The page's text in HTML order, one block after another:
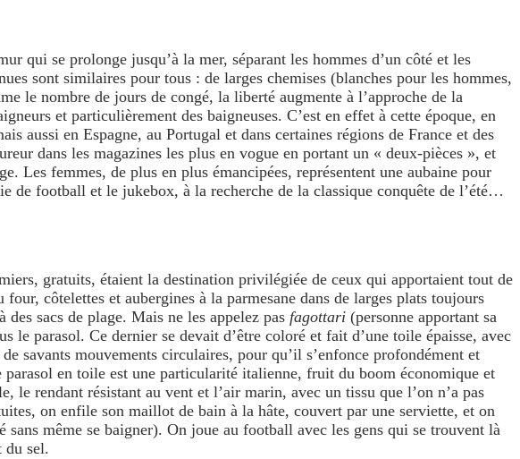
qui se prolonge jusqu’à la mer, séparant les hommes d’un côté et les
sont similaires pour tous : de larges chemises (blanches pour les hommes,
le nombre de jours de congé, la liberté augmente à l’approche de la
et particulièrement des baigneuses. C’est en effet à cette époque, en
aussi en Espagne, au Portugal et dans certaines régions de France et des
dans les magazines les plus en vogue en portant un « deux-pièces », et
Les femmes, de plus en plus émancipées, représentent une aubaine pour
de football et le jukebox, à la recherche de la classique conquête de l’été…
gratuits, étaient la destination privilégiée de ceux qui apportaient tout de
côtelettes et aubergines à la parmesane dans de larges plats toujours
sacs de plage. Mais ne les appelez pas fagottari (personne apportant sa
le parasol. Ce dernier se devait d’être coloré et fait d’une toile épaisse, avec
savants mouvements circulaires, pour qu’il s’enfonce profondément et
en toile est une particularité italienne, fruit du boom économique et
le rendant résistant au vent et l’air marin, avec un tissu que l’on n’a pas
on enfile son maillot de bain à la hâte, couvert par une serviette, et on
même se baigner). On joue au football avec les gens qui se trouvent là
du sel.